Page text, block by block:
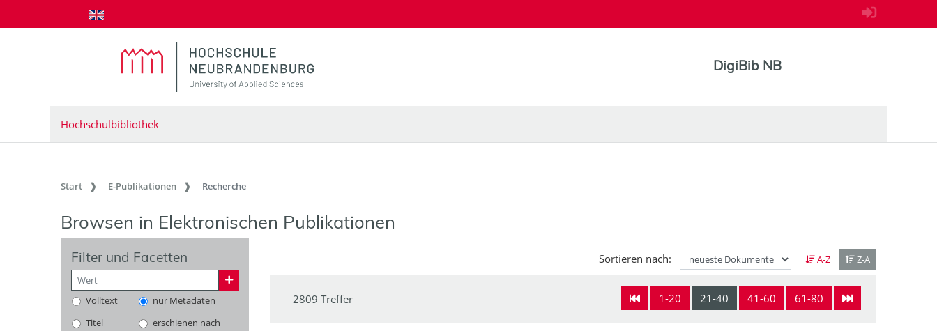
zum Inhalt springen
DigiBib NB
Hochschulbibliothek
Start E-Publikationen Recherche
Browsen in Elektronischen Publikationen
Filter und Facetten
Volltext
nur Metadaten
Titel
erschienen nach
Sortieren nach: A-Z Z-A
1-20 21-40 41-60 61-80
2809 Treffer